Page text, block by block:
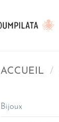
ACCUEIL /
Bijoux